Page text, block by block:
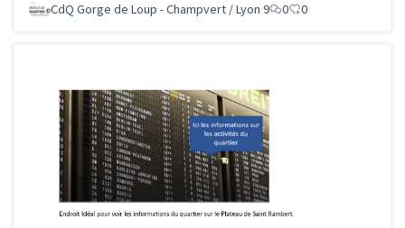
CdQ Gorge de Loup - Champvert / Lyon 9
0 0